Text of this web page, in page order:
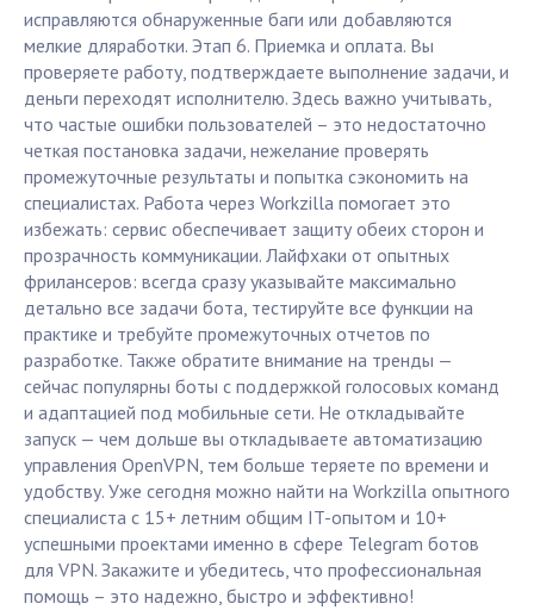
исправляются обнаруженные баги или добавляются
мелкие дляработки. Этап 6. Приемка и оплата. Вы
проверяете работу, подтверждаете выполнение задачи, и
деньги переходят исполнителю. Здесь важно учитывать,
что частые ошибки пользователей – это недостаточно
четкая постановка задачи, нежелание проверять
промежуточные результаты и попытка сэкономить на
специалистах. Работа через Workzilla помогает это
избежать: сервис обеспечивает защиту обеих сторон и
прозрачность коммуникации. Лайфхаки от опытных
фрилансеров: всегда сразу указывайте максимально
детально все задачи бота, тестируйте все функции на
практике и требуйте промежуточных отчетов по
разработке. Также обратите внимание на тренды —
сейчас популярны боты с поддержкой голосовых команд
и адаптацией под мобильные сети. Не откладывайте
запуск — чем дольше вы откладываете автоматизацию
управления OpenVPN, тем больше теряете по времени и
удобству. Уже сегодня можно найти на Workzilla опытного
специалиста с 15+ летним общим IT-опытом и 10+
успешными проектами именно в сфере Telegram ботов
для VPN. Закажите и убедитесь, что профессиональная
помощь – это надежно, быстро и эффективно!